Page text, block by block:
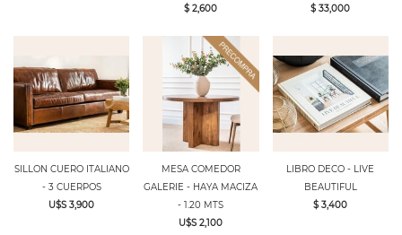
$ 2,600
$ 33,000
SILLON CUERO ITALIANO
- 3 CUERPOS
U$S 3,900
MESA COMEDOR
GALERIE - HAYA MACIZA
- 1.20 MTS
U$S 2,100
LIBRO DECO - LIVE
BEAUTIFUL
$ 3,400